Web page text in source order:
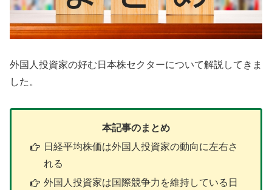
外国人投資家の好む日本株セクターについて解説してきま
した。
本記事のまとめ
日経平均株価は外国人投資家の動向に左右さ
れる
外国人投資家は国際競争力を維持している日